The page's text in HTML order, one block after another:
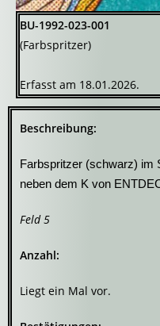
BU-1992-023-001
(Farbspritzer)
Erfasst am 18.01.2026.
Beschreibung:
Farbspritzer (schwarz) im
neben dem K von
Feld 5
Anzahl:
Liegt ein Mal vor.